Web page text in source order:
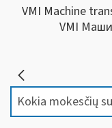
VMI Machine
VMI